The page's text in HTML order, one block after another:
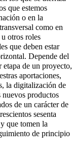
que estemos
o en la
como en
u otros roles
que deben estar
Depende del
etapa de un proyecto,
aportaciones,
la digitalización de
productos
de un carácter de
sesenta
que tomen la
de principio